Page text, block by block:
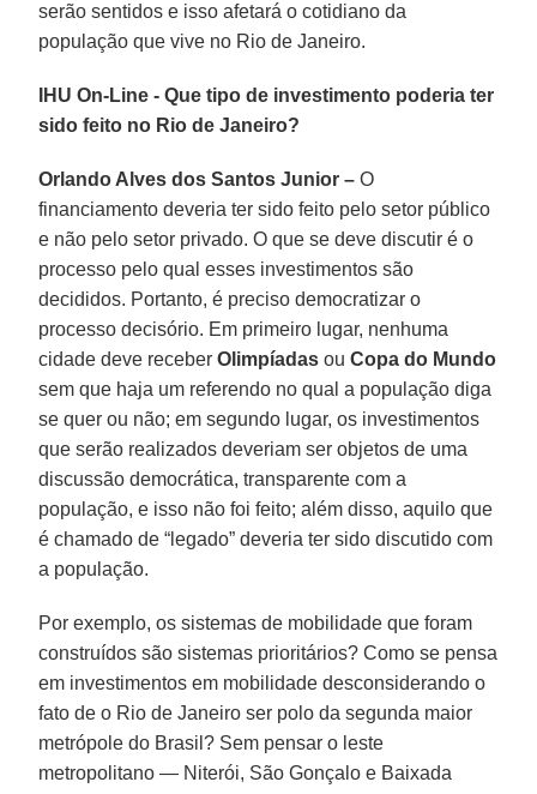
serão sentidos e isso afetará o cotidiano da
população que vive no Rio de Janeiro.
IHU On-Line - Que tipo de investimento poderia ter
sido feito no Rio de Janeiro?
Orlando Alves dos Santos Junior – O
financiamento deveria ter sido feito pelo setor público
e não pelo setor privado. O que se deve discutir é o
processo pelo qual esses investimentos são
decididos. Portanto, é preciso democratizar o
processo decisório. Em primeiro lugar, nenhuma
cidade deve receberOlimpíadas ouCopa do Mundo
sem que haja um referendo no qual a população diga
se quer ou não; em segundo lugar, os investimentos
que serão realizados deveriam ser objetos de uma
discussão democrática, transparente com a
população, e isso não foi feito; além disso, aquilo que
é chamado de “legado” deveria ter sido discutido com
a população.
Por exemplo, os sistemas de mobilidade que foram
construídos são sistemas prioritários? Como se pensa
em investimentos em mobilidade desconsiderando o
fato de o Rio de Janeiro ser polo da segunda maior
metrópole do Brasil? Sem pensar o leste
metropolitano — Niterói, São Gonçalo e Baixada